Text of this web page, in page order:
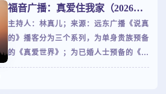
的陪伴升华为最温情的告白。虽然你有时
沉默不语，每一天我都如约守候。远东广
播公司福音节目，认识你真好和您不见不
散！我们爱，因为神先爱了我们！
福音广播：真爱住我家（2026年5
月节目）
主持人：林真儿；来源：远东广播《说真
的》播客分为三个系列，为单身贵族预备
的《真爱世界》；为已婚人士预备的《婚
姻私塾》，以及为抓狂父母预备的《家长